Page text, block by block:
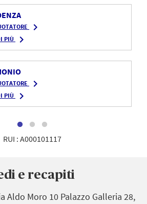
navigate_next
PIÙ navigate_next
navigate_next
PIÙ navigate_next
RUI : A000101117
e recapiti
Aldo Moro 10 Palazzo Galleria 28,